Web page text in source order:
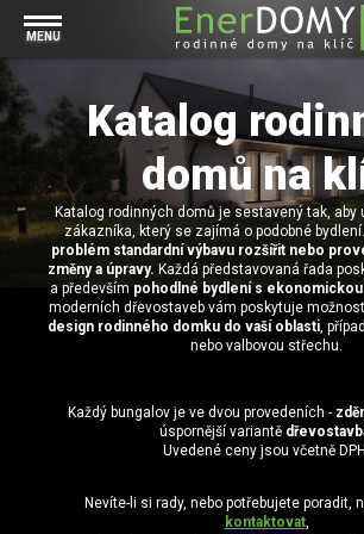
MENU
Prohlížet vše v kategorii Bungalovy
Concept
Exclusive
Effective
Economy
Prohlížet vše v kategorii Projekty
Individuální projekty
Typové řešení
Prohlížet vše v kategorii Technologie
Základová deska
Technologie domu
Zděné domy na klíč
Dřevostavby
Prohlížet vše v kategorii Kontakt
Pracovní pozice
Bezpečnost a ochrana osobních údajů
Prohlížet vše v kategorii Magazín
Financování výstavby rodinného domu
Bungalov, nebo patrový dům? Každý má
Přízemní rodinné domy
RD Dobrovice
RD Zhoř u Jihlavy
Prohlížet vše v kategorii Reference
Video EnerDOMY s.r.o.
Katalog
domů na
Katalog rodinných domů je sestavený tak, aby
zákazníka, který se zajímá o podobné
problém standardní výbavu rozšířit nebo
změny a úpravy. Každá představovaná řada
a předevšímpohodlné bydlení s
moderních dřevostaveb vám poskytuje
design rodinného domku do vaší oblasti,
nebo valbovou střechu.
Každý bungalov je ve dvou provedeních -
úspornější variantě
Uvedené ceny jsou včetně
Nevíte-li si rady, nebo potřebujete poradit,
kontaktovat,